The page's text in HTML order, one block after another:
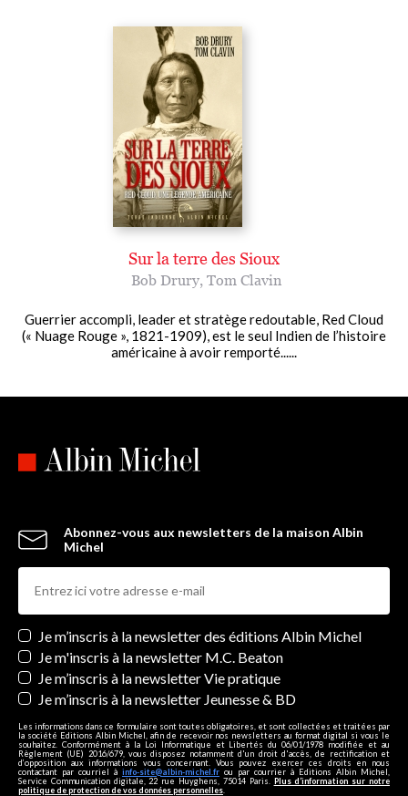
Sur la terre des Sioux
Bob Drury, Tom Clavin
Guerrier accompli, leader et stratège redoutable, Red Cloud
(« Nuage Rouge », 1821-1909), est le seul Indien de l’histoire
américaine à avoir remporté......
Abonnez-vous aux newsletters de la maison Albin
Michel
Newsletters
Je m’inscris à la newsletter des éditions Albin Michel
Je m'inscris à la newsletter M.C. Beaton
Je m’inscris à la newsletter Vie pratique
Je m’inscris à la newsletter Jeunesse & BD
Les informations dans ce formulaire sont toutes obligatoires, et sont collectées et traitées par
la société Editions Albin Michel, afin de recevoir nos newsletters au format digital si vous le
souhaitez. Conformément à la Loi Informatique et Libertés du 06/01/1978 modifiée et au
Règlement (UE) 2016/679, vous disposez notamment d'un droit d'accès, de rectification et
d’opposition aux informations vous concernant. Vous pouvez exercer ces droits en nous
contactant par courriel à info-site@albin-michel.fr ou par courrier à Editions Albin Michel,
Service Communication digitale, 22 rue Huyghens, 75014 Paris. Plus d’information sur notre
politique de protection de vos données personnelles